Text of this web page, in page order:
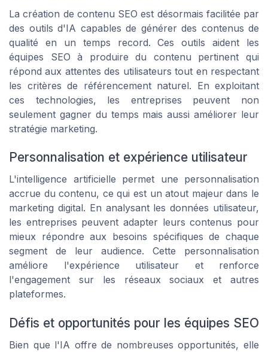
La création de contenu SEO est désormais facilitée par
des outils d'IA capables de générer des contenus de
qualité en un temps record. Ces outils aident les
équipes SEO à produire du contenu pertinent qui
répond aux attentes des utilisateurs tout en respectant
les critères de référencement naturel. En exploitant
ces technologies, les entreprises peuvent non
seulement gagner du temps mais aussi améliorer leur
stratégie marketing.
Personnalisation et expérience utilisateur
L'intelligence artificielle permet une personnalisation
accrue du contenu, ce qui est un atout majeur dans le
marketing digital. En analysant les données utilisateur,
les entreprises peuvent adapter leurs contenus pour
mieux répondre aux besoins spécifiques de chaque
segment de leur audience. Cette personnalisation
améliore l'expérience utilisateur et renforce
l'engagement sur les réseaux sociaux et autres
plateformes.
Défis et opportunités pour les équipes SEO
Bien que l'IA offre de nombreuses opportunités, elle